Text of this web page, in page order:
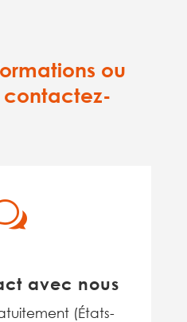
ou
avec nous
(États-